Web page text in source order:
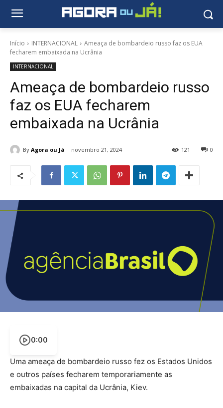
Início INTERNACIONAL
Ameaça de bombardeio russo faz os EUA
fecharem embaixada na Ucrânia
INTERNACIONAL
Ameaça de bombardeio russo
faz os EUA fecharem
embaixada na Ucrânia
By Agora ou Já novembro 21, 2024 0
121
0:00
Uma ameaça de bombardeio russo fez os Estados Unidos
e outros países fecharem temporariamente as
embaixadas na capital da Ucrânia, Kiev.